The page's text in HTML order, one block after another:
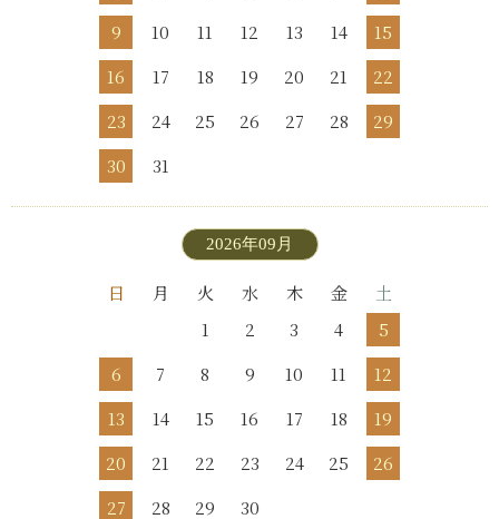
9
10 11 12 13 14
15
16
17 18 19 20 21
22
23
24 25 26 27 28
29
30
31
2026年09月
日 月 火 水 木 金
土
1
2 3 4
5
6
7 8 9 10 11
12
13
14 15 16 17 18
19
20
21 22 23 24 25
26
27
28 29 30